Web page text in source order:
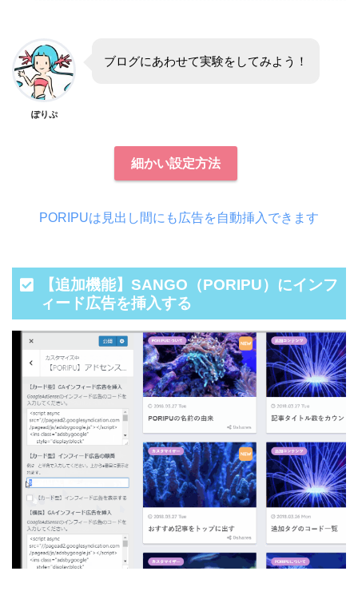
ぽりぷ
ブログにあわせて実験をしてみよう！
細かい設定方法
PORIPUは見出し間にも広告を自動挿入できます
【追加機能】SANGO（PORIPU）にインフ
ィード広告を挿入する